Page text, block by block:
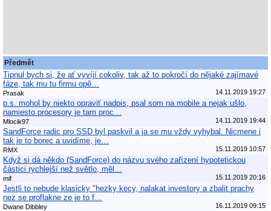
Předmět
Tipnul bych si, že ať vyvíjí cokoliv, tak až to pokročí do nějaké zajímavé
fáze, tak mu tu firmu opě…
Prasak 14.11.2019 19:27
p.s. mohol by niekto opraviť nadpis, psal som na mobile a nejak ušlo,
namiesto procesory je tam proc…
Mlocik97 14.11.2019 19:44
SandForce radic pro SSD byl paskvil a ja se mu vždy vyhybal. Nicmene i
tak je to borec a uvidíme, je…
RMX 15.11.2019 10:57
Když si dá někdo (SandForce) do názvu svého zařízení hypotetickou
částici rychlejší než světlo, měl…
mif 15.11.2019 20:16
Jestli to nebude klasicky "hezky kecy, nalakat investory a zbalit prachy
nez se proflakne ze je to f…
Dwane Dibbley 16.11.2019 09:15